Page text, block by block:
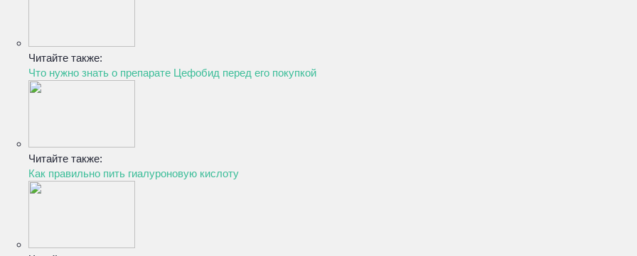
Читайте также:
Что нужно знать о препарате Цефобид перед его покупкой
Читайте также:
Как правильно пить гиалуроновую кислоту